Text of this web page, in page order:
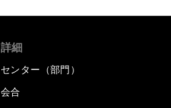
詳細
センター（部門）
会合